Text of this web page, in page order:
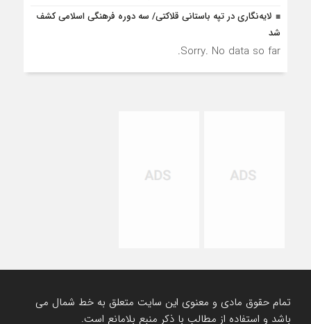
لایه‌نگاری در تپه باستانی قلاکتی/ سه دوره فرهنگی اسلامی کشف
شد
Sorry. No data so far.
تمام حقوق مادی و معنوی این سایت متعلق به خط شمال می
باشد و استفاده از مطالب با ذکر منبع بلامانع است.